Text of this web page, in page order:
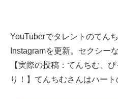
YouTuberでタレントのてん
Instagramを更新。セクシー
【実際の投稿：てんちむ、
り！】てんちむさんはハート